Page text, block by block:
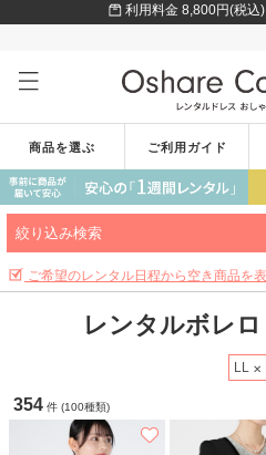
利用料金 8,800円(税込
商品を選ぶ ご利用ガイド
絞り込み検索
ご希望のレンタル日程から空き商品を
レンタルボレ
LL
354 件 (100種類)